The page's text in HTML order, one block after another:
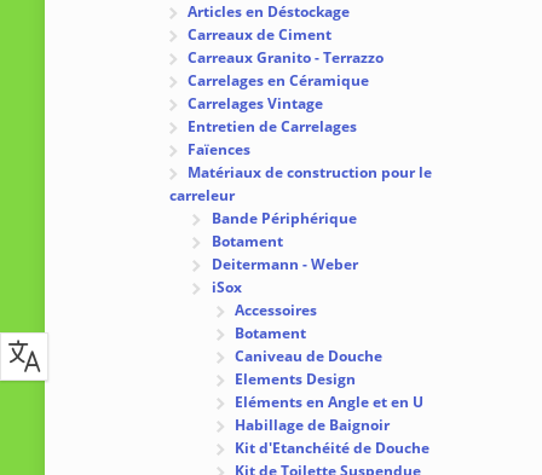
Articles en Déstockage
Carreaux de Ciment
Carreaux Granito - Terrazzo
Carrelages en Céramique
Carrelages Vintage
Entretien de Carrelages
Faïences
Matériaux de construction pour le
carreleur
Bande Périphérique
Botament
Deitermann - Weber
iSox
Accessoires
Botament
Caniveau de Douche
Elements Design
Eléments en Angle et en U
Habillage de Baignoir
Kit d'Etanchéité de Douche